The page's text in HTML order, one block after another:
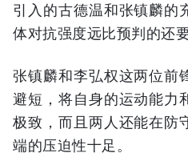
引入的古德温和张镇麟的
体对抗强度远比预判的还要
张镇麟和李弘权这两位前
避短，将自身的运动能力
极致，而且两人还能在防
端的压迫性十足。